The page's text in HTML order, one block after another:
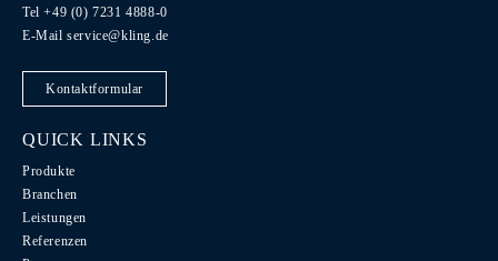
Tel +49 (0) 7231 4888-0
E-Mailservice@kling.de
Kontaktformular
QUICK LINKS
Produkte
Branchen
Leistungen
Referenzen